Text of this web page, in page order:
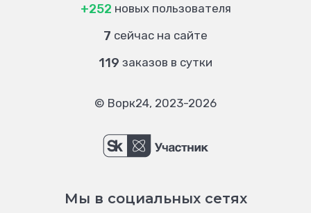
+252 новых пользователя
7 сейчас на сайте
119 заказов в сутки
© Ворк24, 2023-2026
Мы в социальных сетях